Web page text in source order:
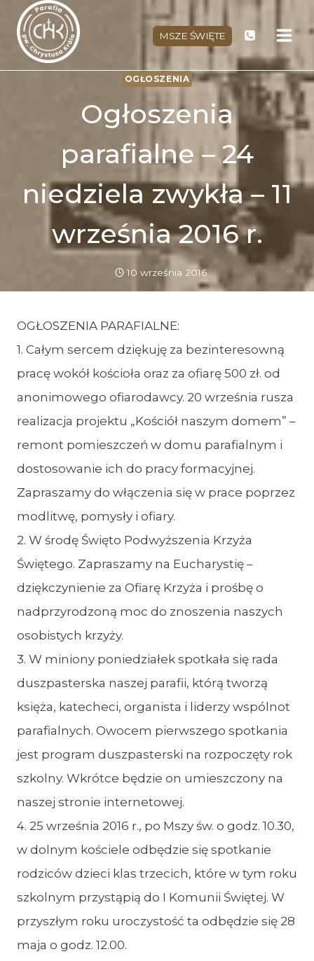
Przejdź
treści
MSZE ŚWIĘTE
OGŁOSZENIA
Ogłoszenia
parafialne – 24
niedziela zwykła – 11
września 2016 r.
10 września 2016
OGŁOSZENIA PARAFIALNE:
1. Całym sercem dziękuję za bezinteresowną
pracę wokół kościoła oraz za ofiarę 500 zł. od
anonimowego ofiarodawcy. 20 września rusza
realizacja projektu „Kościół naszym domem” –
remont pomieszczeń w domu parafialnym i
dostosowanie ich do pracy formacyjnej.
Zapraszamy do włączenia się w prace poprzez
modlitwę, pomysły i ofiary.
2. W środę Święto Podwyższenia Krzyża
Świętego. Zapraszamy na Eucharystię –
dziękczynienie za Ofiarę Krzyża i prośbę o
nadprzyrodzoną moc do znoszenia naszych
osobistych krzyży.
3. W miniony poniedziałek spotkała się rada
duszpasterska naszej parafii, którą tworzą
księża, katecheci, organista i liderzy wspólnot
parafialnych. Owocem pierwszego spotkania
jest program duszpasterski na rozpoczęty rok
szkolny. Wkrótce będzie on umieszczony na
naszej stronie internetowej.
4. 25 września 2016 r., po Mszy św. o godz. 10.30,
w dolnym kościele odbędzie się spotkanie
rodziców dzieci klas trzecich, które w tym roku
szkolnym przystąpią do I Komunii Świętej. W
przyszłym roku uroczystość ta odbędzie się 28
maja o godz. 12.00.